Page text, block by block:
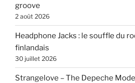
groove
2 août 2026
Headphone Jacks : le souffle du
finlandais
30 juillet 2026
Strangelove – The Depeche